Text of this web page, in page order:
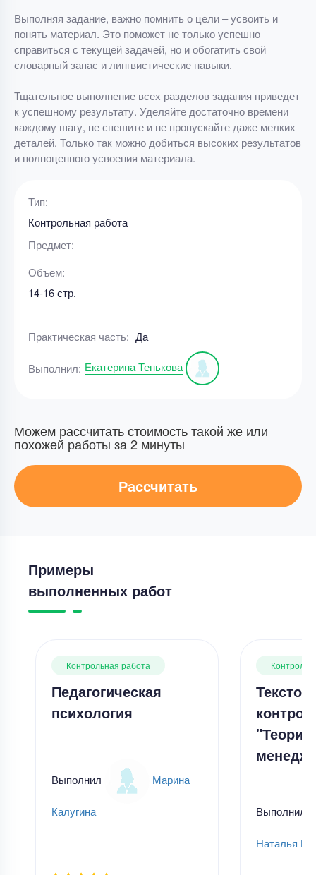
Выполняя задание, важно помнить о цели – усвоить и
понять материал. Это поможет не только успешно
справиться с текущей задачей, но и обогатить свой
словарный запас и лингвистические навыки.
Тщательное выполнение всех разделов задания приведет
к успешному результату. Уделяйте достаточно времени
каждому шагу, не спешите и не пропускайте даже мелких
деталей. Только так можно добиться высоких результатов
и полноценного усвоения материала.
Тип:
Контрольная работа
Предмет:
Объем:
14-16 стр.
Практическая часть: Да
Выполнил: Екатерина Тенькова
Можем рассчитать стоимость такой же или
похожей работы за 2 минуты
Рассчитать
Примеры
выполненных работ
Контрольная работа
Педагогическая
психология
Выполнил Марина
Калугина
"Теория
Выполнил
Наталья